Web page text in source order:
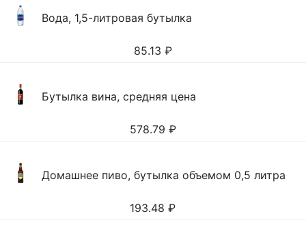
Вода, 1,5-литровая бутылка
85.13 ₽
Бутылка вина, средняя цена
578.79 ₽
Домашнее пиво, бутылка объемом 0,5 литра
193.48 ₽